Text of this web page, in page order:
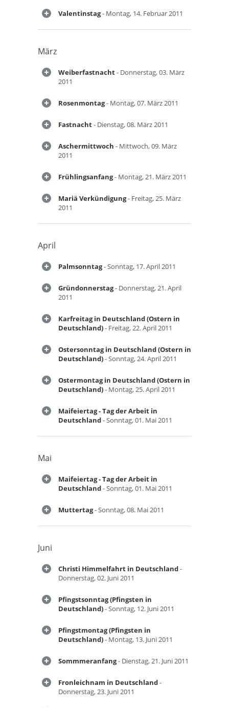
Valentinstag- Montag, 14. Februar 2011
März
Weiberfastnacht- Donnerstag, 03. März
2011
Rosenmontag- Montag, 07. März 2011
Fastnacht- Dienstag, 08. März 2011
Aschermittwoch - Mittwoch, 09. März
2011
Frühlingsanfang- Montag, 21. März 2011
Mariä Verkündigung- Freitag, 25. März
2011
April
Palmsonntag- Sonntag, 17. April 2011
Gründonnerstag- Donnerstag, 21. April
2011
Karfreitag in Deutschland (Ostern in
Deutschland)- Freitag, 22. April 2011
Ostersonntag in Deutschland (Ostern in
Deutschland)- Sonntag, 24. April 2011
Ostermontag in Deutschland (Ostern in
Deutschland)- Montag, 25. April 2011
Maifeiertag - Tag der Arbeit in
Deutschland- Sonntag, 01. Mai 2011
Mai
Maifeiertag - Tag der Arbeit in
Deutschland- Sonntag, 01. Mai 2011
Muttertag- Sonntag, 08. Mai 2011
Juni
Christi Himmelfahrt in Deutschland-
Donnerstag, 02. Juni 2011
Pfingstsonntag (Pfingsten in
Deutschland)- Sonntag, 12. Juni 2011
Pfingstmontag (Pfingsten in
Deutschland)- Montag, 13. Juni 2011
Sommmeranfang- Dienstag, 21. Juni 2011
Fronleichnam in Deutschland-
Donnerstag, 23. Juni 2011